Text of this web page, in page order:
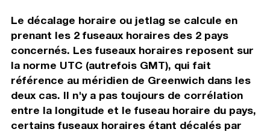
Le décalage horaire ou jetlag se calcule en
prenant les 2 fuseaux horaires des 2 pays
concernés. Les fuseaux horaires reposent sur
la norme UTC (autrefois GMT), qui fait
référence au méridien de Greenwich dans les
deux cas. Il n'y a pas toujours de corrélation
entre la longitude et le fuseau horaire du pays,
certains fuseaux horaires étant décalés par